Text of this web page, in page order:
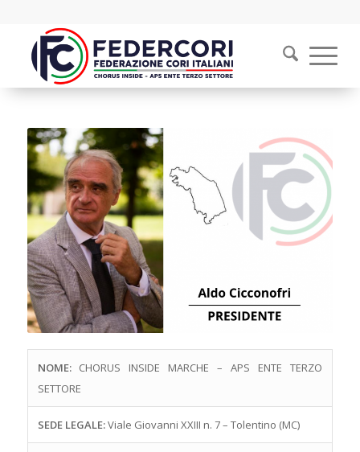
NOME: CHORUS INSIDE MARCHE – APS ENTE TERZO
SETTORE
SEDE LEGALE:Viale Giovanni XXIII n. 7 – Tolentino (MC)